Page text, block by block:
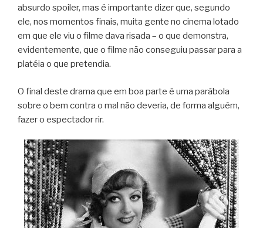
absurdo spoiler, mas é importante dizer que, segundo
ele, nos momentos finais, muita gente no cinema lotado
em que ele viu o filme dava risada – o que demonstra,
evidentemente, que o filme não conseguiu passar para a
platéia o que pretendia.
O final deste drama que em boa parte é uma parábola
sobre o bem contra o mal não deveria, de forma alguém,
fazer o espectador rir.